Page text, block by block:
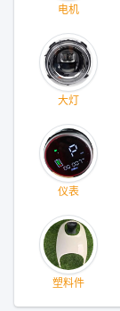
电机
大灯
仪表
塑料件